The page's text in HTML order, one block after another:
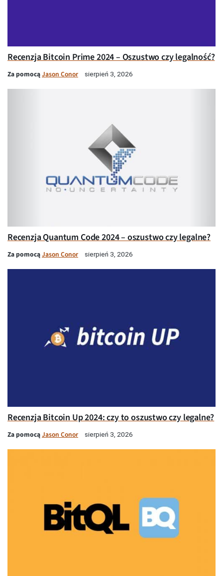
Recenzja Bitcoin Prime 2024 – Oszustwo czy legalność?
Za pomocąJason Conor sierpień 3, 2026
Recenzja Quantum Code 2024 – oszustwo czy legalne?
Za pomocąJason Conor sierpień 3, 2026
Recenzja Bitcoin Up 2024: czy to oszustwo czy legalne?
Za pomocąJason Conor sierpień 3, 2026